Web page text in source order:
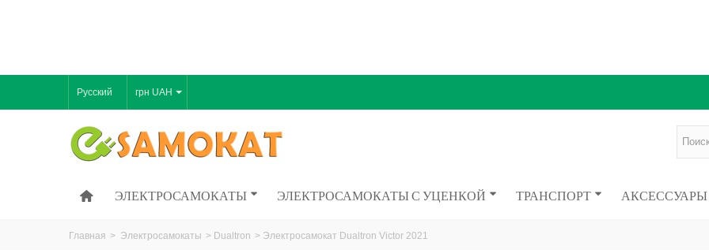
Русский грн UAH
ЭЛЕКТРОСАМОКАТЫ ЭЛЕКТРОСАМОКАТЫ С УЦЕНКОЙ ТРАНСПОРТ АКСЕССУАРЫ
Главная > Электросамокаты > Dualtron > Электросамокат Dualtron Victor 2021